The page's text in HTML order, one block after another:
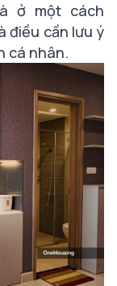
ở một cách
điều cần lưu ý
cá nhân.